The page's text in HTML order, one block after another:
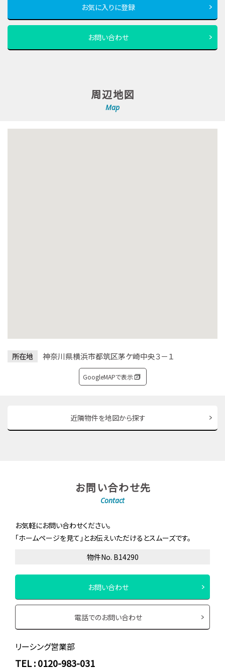
お気に入りに登録
お問い合わせ
周辺地図
Map
所在地 神奈川県横浜市都筑区茅ケ崎中央３－１
GoogleMAPで表示
近隣物件を地図から探す
お問い合わせ先
Contact
お気軽にお問い合わせください。
「ホームページを見て」とお伝えいただけるとスムーズです。
物件No. B14290
お問い合わせ
電話でのお問い合わせ
リーシング営業部
TEL : 0120-983-031